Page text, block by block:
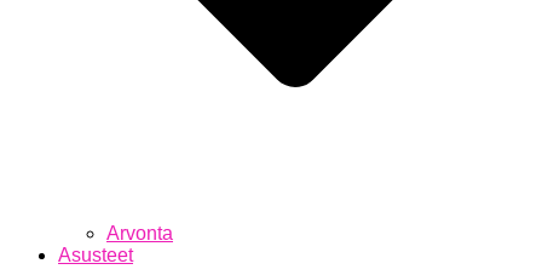
Arvonta
Asusteet